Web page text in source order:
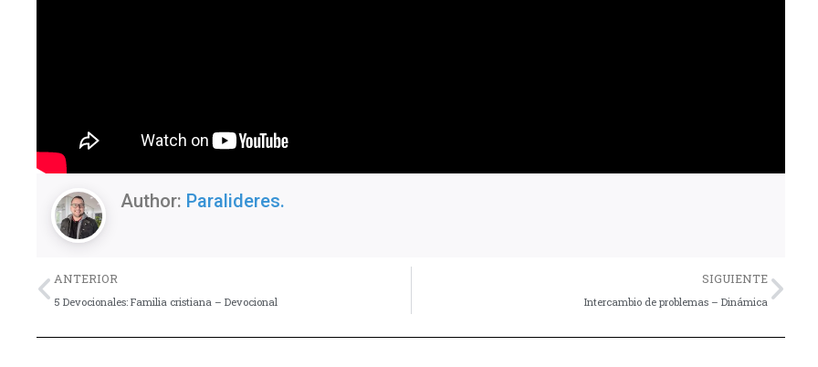
Author: Paralideres.
Previo
ANTERIOR
5 Devocionales: Familia cristiana – Devocional
SIGUIENTE
Intercambio de problemas – Dinámica